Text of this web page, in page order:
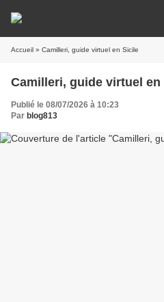
Accueil » Camilleri, guide virtuel en Sicile
Camilleri, guide virtuel en
Publié le 08/07/2026 à 10:23
Par blog813